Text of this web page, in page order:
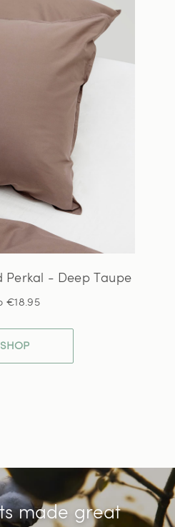
Perkal - Deep Taupe
€18.95
SHOP
made great